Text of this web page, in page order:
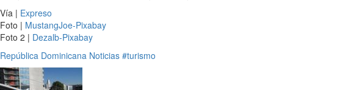
Vía | Expreso
Foto | MustangJoe-Pixabay
Foto 2 | Dezalb-Pixabay
República Dominicana Noticias #turismo